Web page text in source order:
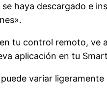
se haya descargado e
tu control remoto, ve
aplicación en tu
variar